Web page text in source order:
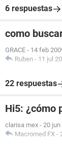
6 respuestas
como
GRACE - 14 feb
Ruben - 11 jul
22 respuestas
Hi5: ¿cómo
clarisa mex - 20 jun
Macromed FX -